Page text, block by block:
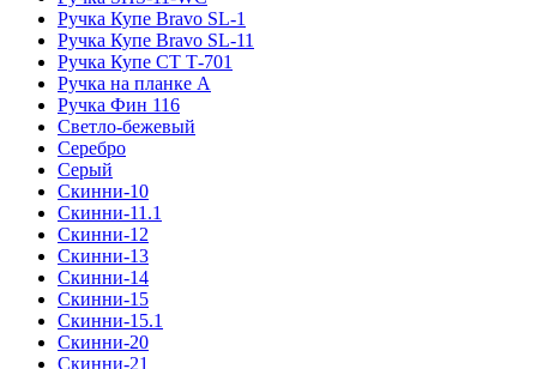
Ручка Купе Bravo SL-1
Ручка Купе Bravo SL-11
Ручка Купе СТ Т-701
Ручка на планке А
Ручка Фин 116
Светло-бежевый
Серебро
Серый
Скинни-10
Скинни-11.1
Скинни-12
Скинни-13
Скинни-14
Скинни-15
Скинни-15.1
Скинни-20
Скинни-21